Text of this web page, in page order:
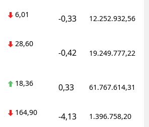
6,01 -0,33 12.252.932,56
28,60
-0,42 19.249.777,22
18,36 0,33 61.767.614,31
164,90 -4,13 1.396.758,20